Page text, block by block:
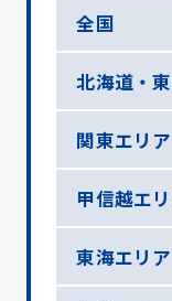
全国
北海道・
関東エリア
甲信越エ
東海エリア